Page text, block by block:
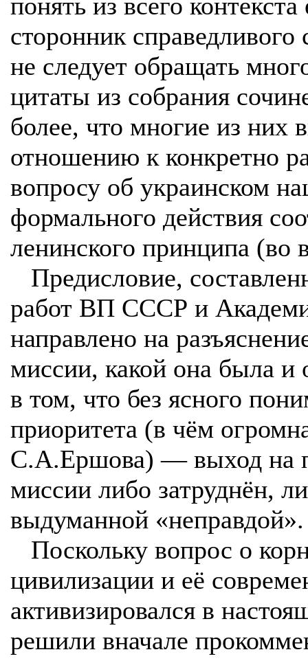
сторонник
не следует обращать
цитаты из собрания
более, что многие из них
отношению к конкретно
вопросу об украинском
формального действия
ленинского принципа
Предисловие,
работ ВП СССР и
направлено на
миссии, какой она была и
в том, что без ясного
приоритета (в чём
С.А.Ершова) — выход на
миссии либо затруднён,
выдуманной «неправдой».
Поскольку вопрос о
цивилизации и её
активизировался в
решили вначале